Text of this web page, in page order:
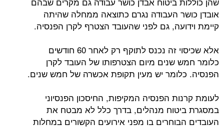
אובדן כושר העבודה נגרם כתוצאה ממחלה שהיתה
קיימת וידועה, גם לפני שהעובד הצטרף לקרן הפנסיה.
אלא שכיסוי זה נכנס לתוקף רק לאחר 60 חודשים
כלומר חמש שנים מיום הצטרפותו של העובד לקרן
הפנסיה. כלומר יש מעין תקופת אכשרה של חמש שנים.
לעומת קרנות הפנסיה המקיפות, החיסכון הפנסיוני
במסגרת ביטוח מנהלים, בדרך כלל לא מבטח את
העובדים הבוחרים בו מפני אירועים הקשורים במחלות